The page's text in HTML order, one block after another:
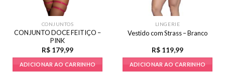
CONJUNTOS
CONJUNTO DOCE FEITIÇO –
PINK
R$ 179,99
ADICIONAR AO CARRINHO
LINGERIE
Vestido com Strass – Branco
R$ 119,99
ADICIONAR AO CARRINHO